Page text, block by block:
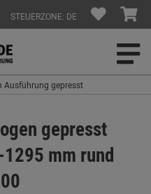
STEUERZONE: DE
Ausführung gepresst
gepresst
mm rund